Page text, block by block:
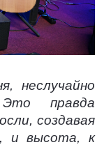
неслучайно
правда
создавая
и высота, к